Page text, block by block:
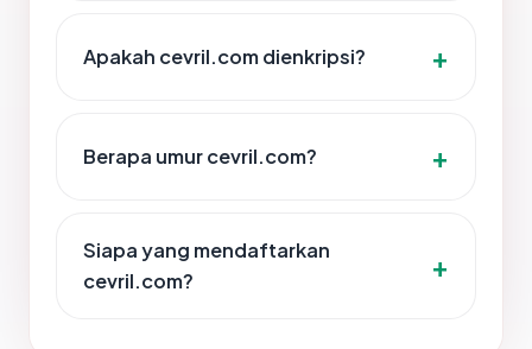
Apakah cevril.com dienkripsi?
Berapa umur cevril.com?
Siapa yang mendaftarkan
cevril.com?